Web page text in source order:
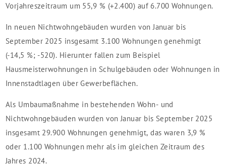
Vorjahreszeitraum um 55,9 % (+2.400) auf 6.700 Wohnungen.
In neuen Nichtwohngebäuden wurden von Januar bis
September 2025 insgesamt 3.100 Wohnungen genehmigt
(-14,5 %; -520). Hierunter fallen zum Beispiel
Hausmeisterwohnungen in Schulgebäuden oder Wohnungen in
Innenstadtlagen über Gewerbeflächen.
Als Umbaumaßnahme in bestehenden Wohn- und
Nichtwohngebäuden wurden von Januar bis September 2025
insgesamt 29.900 Wohnungen genehmigt, das waren 3,9 %
oder 1.100 Wohnungen mehr als im gleichen Zeitraum des
Jahres 2024.